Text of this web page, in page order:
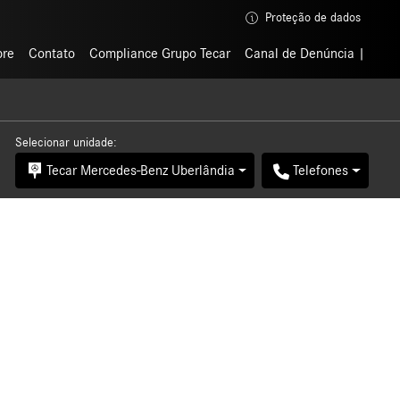
Proteção de dados
Contato Compliance Grupo Tecar Canal de Denúncia
Selecionar unidade:
Tecar Mercedes-Benz Uberlândia Telefones
Proteção de dados
Contato Compliance Grupo Tecar Canal de Denúncia